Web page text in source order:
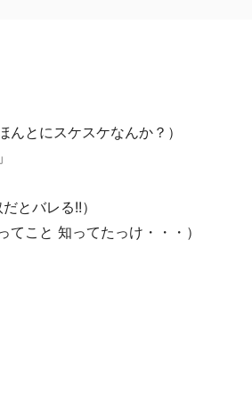
とにスケスケなんか？）
とバレる!!）
こと 知ってたっけ・・・）